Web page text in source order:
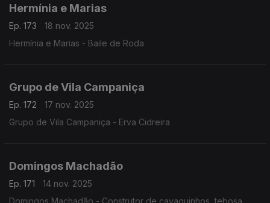
Hermínia e Marias
Ep. 173
18 nov. 2025
Hermínia e Marias - Baile de Roda
Grupo de Vila Campaniça
Ep. 172
17 nov. 2025
Grupo de Vila Campaniça - Erva Cidreira
Domingos Machadão
Ep. 171
14 nov. 2025
Domingos Machadão - Construtor de cavaquinhos, tebosa,